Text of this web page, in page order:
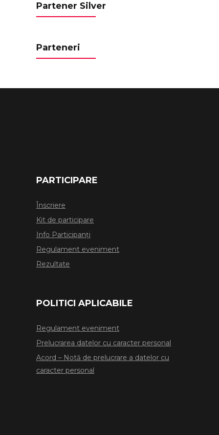
Partener Silver
Parteneri
PARTICIPARE
Înscriere
Kit de participare
Info Participanți
Regulament eveniment
Rezultate
POLITICI APLICABILE
Regulament eveniment
Prelucrarea datelor cu caracter personal
Acord – Notă de prelucrare a datelor cu
caracter personal